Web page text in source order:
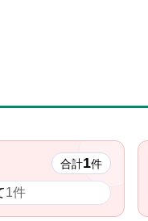
合計1件
1件